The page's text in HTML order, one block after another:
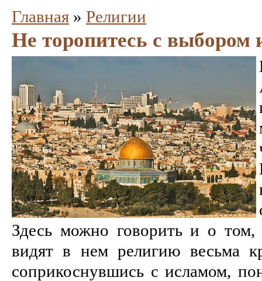
Главная » Религии
Не торопитесь с выбором
Здесь можно говорить и о
видят в нем религию весьма
соприкоснувшись с исламом,